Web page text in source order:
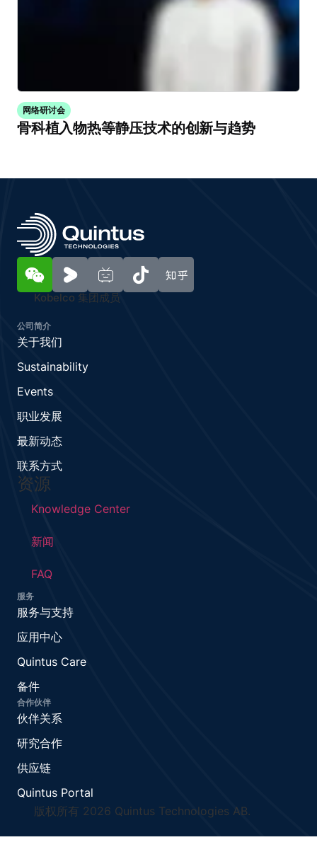
网络研讨会
骨科植入物热等静压技术的创新与趋势
Kobelco 集团成员
公司简介
关于我们
Sustainability
Events
职业发展
最新动态
联系方式
资源
Knowledge Center
新闻
FAQ
服务
服务与支持
应用中心
Quintus Care
备件
合作伙伴
伙伴关系
研究合作
供应链
Quintus Portal
版权所有 2026 Quintus Technologies AB.